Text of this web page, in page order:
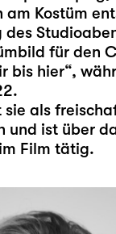
am Kostüm
für den
bis hier“,
als
und ist über
Film tätig.